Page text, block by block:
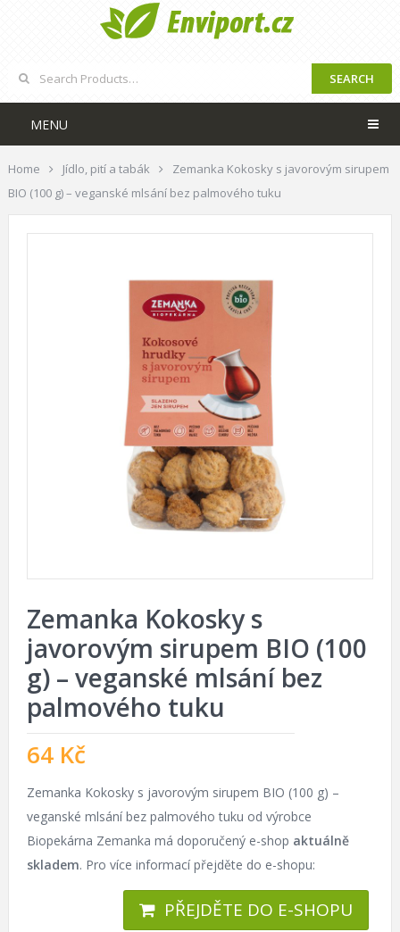
SEARCH
MENU
Home Jídlo, pití a tabák
Zemanka Kokosky s javorovým sirupem
BIO (100 g) – veganské mlsání bez palmového tuku
Zemanka Kokosky s
javorovým sirupem BIO (100
g) – veganské mlsání bez
palmového tuku
64 Kč
Zemanka Kokosky s javorovým sirupem BIO (100 g) –
veganské mlsání bez palmového tuku od výrobce
Biopekárna Zemanka má doporučený e-shop aktuálně
skladem. Pro více informací přejděte do e-shopu:
PŘEJDĚTE DO E-SHOPU